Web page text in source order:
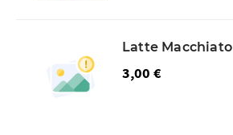
Latte Macchiato
3,00 €